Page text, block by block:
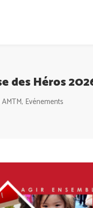
des Héros
AMTM, Evénements